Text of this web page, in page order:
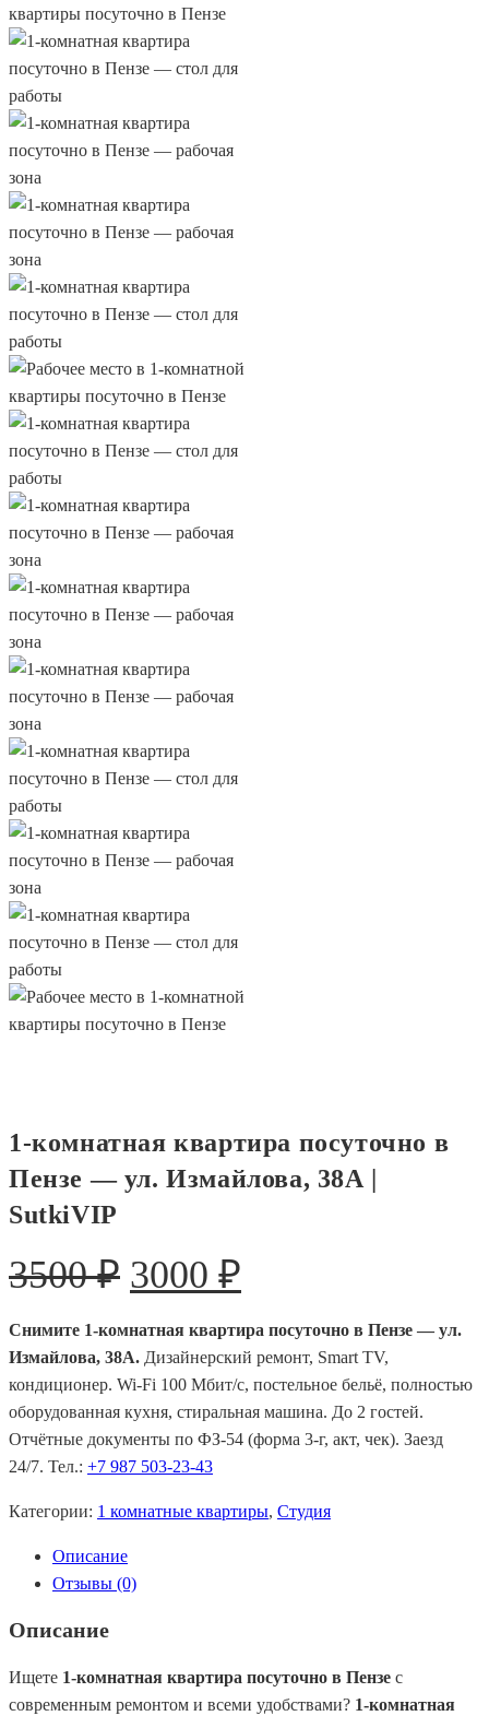
1-комнатная квартира посуточно в
Пензе — ул. Измайлова, 38А |
SutkiVIP
3500₽ Первоначальная
составляла
3500 ₽.
3000 ₽
3000 ₽.
Снимите 1-комнатная квартира посуточно в Пензе — ул.
Измайлова, 38А. Дизайнерский ремонт, Smart TV,
кондиционер. Wi-Fi 100 Мбит/с, постельное бельё, полностью
оборудованная кухня, стиральная машина. До 2 гостей.
Отчётные документы по ФЗ-54 (форма 3-г, акт, чек). Заезд
24/7. Тел.: +7 987 503-23-43
Категории: 1 комнатные квартиры, Студия
Описание
Отзывы (0)
Описание
Ищете 1-комнатная квартира посуточно в Пензе с
современным ремонтом и всеми удобствами? 1-комнатная